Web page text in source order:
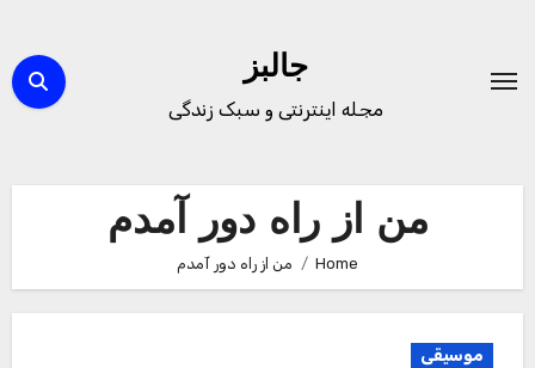
content
جالبز
مجله اینترنتی و سبک زندگی
من از راه دور آمدم
Home من از راه دور آمدم
موسیقی